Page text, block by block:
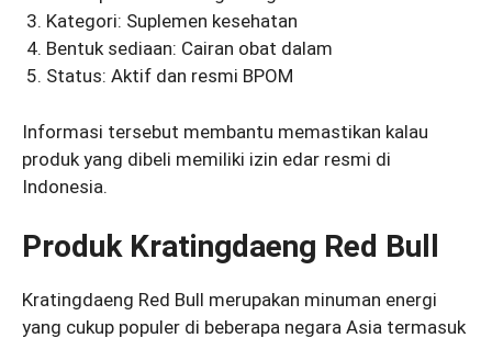
Kategori: Suplemen kesehatan
Bentuk sediaan: Cairan obat dalam
Status: Aktif dan resmi BPOM
Informasi tersebut membantu memastikan kalau
produk yang dibeli memiliki izin edar resmi di
Indonesia.
Produk Kratingdaeng Red Bull
Kratingdaeng Red Bull merupakan minuman energi
yang cukup populer di beberapa negara Asia termasuk